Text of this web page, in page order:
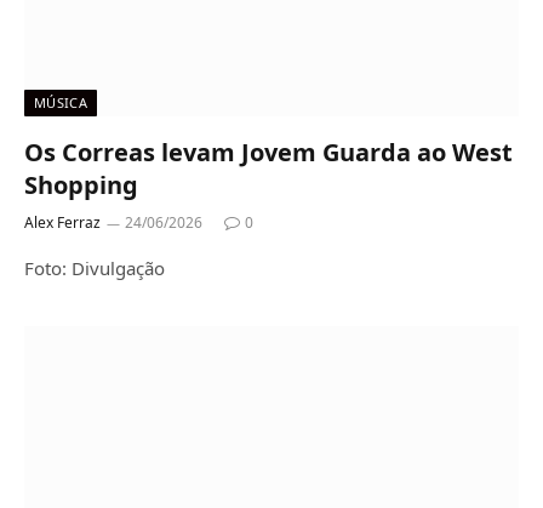
MÚSICA
Os Correas levam Jovem Guarda ao West
Shopping
Alex Ferraz 24/06/2026 0
Foto: Divulgação